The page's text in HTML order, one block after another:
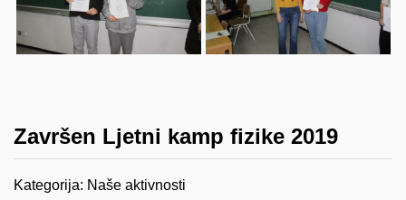
Završen Ljetni kamp fizike 2019
Kategorija: Naše aktivnosti